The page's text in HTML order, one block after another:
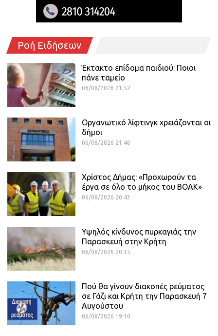
Ροή Ειδήσεων
Έκτακτο επίδομα παιδιού: Ποιοι
πάνε ταμείο
06/08/2026 21:52
Οργανωτικό λίφτινγκ χρειάζονται οι
δήμοι
06/08/2026 21:46
Χρίστος Δήμας: «Προχωρούν τα
έργα σε όλο το μήκος του ΒΟΑΚ»
06/08/2026 20:43
Υψηλός κίνδυνος πυρκαγιάς την
Παρασκευή στην Κρήτη
06/08/2026 20:35
Πού θα γίνουν διακοπές ρεύματος
σε Γάζι και Κρήτη την Παρασκευή 7
Αυγούστου
06/08/2026 19:10